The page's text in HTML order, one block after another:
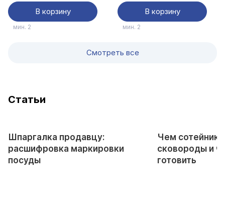
В корзину
мин. 2
В корзину
мин. 2
Смотреть все
Cтатьи
Шпаргалка продавцу:
расшифровка маркировки
посуды
Чем сотейник
сковороды и
готовить